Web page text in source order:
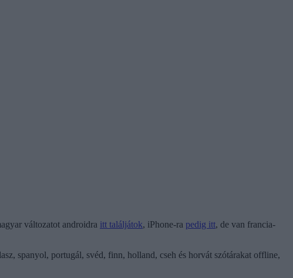
változatot androidra itt találjátok, iPhone-ra pedig itt, de van francia-
spanyol, portugál, svéd, finn, holland, cseh és horvát szótárakat offline,